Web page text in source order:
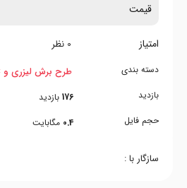
قیمت
امتیاز 0 نظر
دسته بندی
بازدید
حجم فایل
طرح برش لیزری و CNC
176 بازدید
0.4 مگابایت
سازگار با :